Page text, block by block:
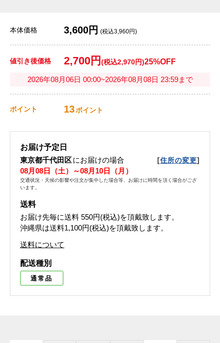
本体価格 3,600円 (税込3,960円)
値引き後価格 2,700円 (税込2,970円)25%OFF
2026年08月06日 00:00~2026年08月08日 23:59まで
ポイント 13ポイント
お届け予定日
東京都千代田区にお届けの場合 [住所の変更]
08月08日（土）～08月10日（月）
交通状況・天候の影響や注文が集中した場合等、お届けに時間を頂く場合がござ
います。
送料
お届け先毎に送料 550円(税込)を頂戴致します。
沖縄県は送料1,100円(税込)を頂戴致します。
送料について
配送種別
通常品